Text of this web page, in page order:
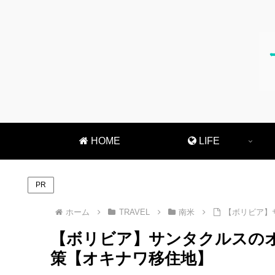
HOME LIFE
PR
ホーム TRAVEL 南米 【ボリビア
【ボリビア】サンタクルス
策【オキナワ移住地】